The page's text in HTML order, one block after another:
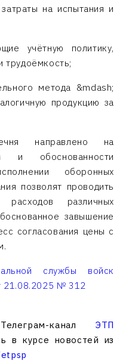
на испытания и
учётную политику,
трудоёмкость;
метода &mdash;
продукцию за
направлено на
и обоснованности
оборонных
позволят проводить
расходов различных
завышение
согласования цены с
службы войск
21.08.2025 № 312
каналЭТП
в курсе новостей из